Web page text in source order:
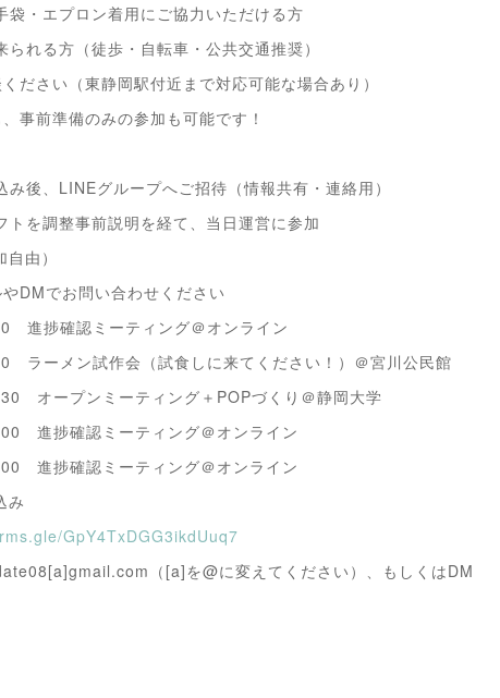
袋・エプロン着用にご協力いただける方
られる方（徒歩・自転車・公共交通推奨）
ださい（東静岡駅付近まで対応可能な場合あり）
事前準備のみの参加も可能です！
後、LINEグループへご招待（情報共有・連絡用）
トを調整事前説明を経て、当日運営に参加
由）
DMでお問い合わせください
進捗確認ミーティング＠オンライン
ラーメン試作会（試食しに来てください！）＠宮川公民館
オープンミーティング＋POPづくり＠静岡大学
進捗確認ミーティング＠オンライン
進捗確認ミーティング＠オンライン
み
GpY4TxDGG3ikdUuq7
（[a]を@に変えてください）、もしくはDM